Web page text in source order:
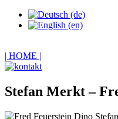
| HOME |
Stefan Merkt –